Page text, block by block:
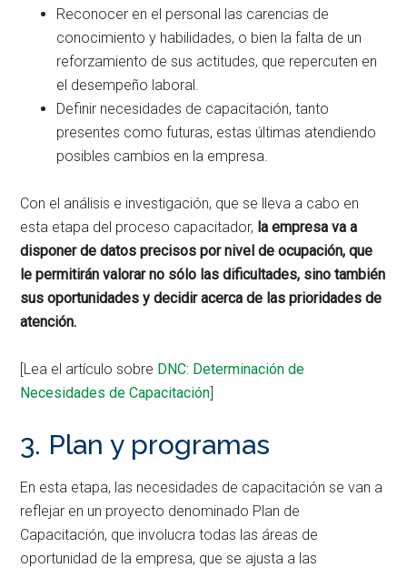
Reconocer en el personal las carencias de
conocimiento y habilidades, o bien la falta de un
reforzamiento de sus actitudes, que repercuten en
el desempeño laboral.
Definir necesidades de capacitación, tanto
presentes como futuras, estas últimas atendiendo
posibles cambios en la empresa.
Con el análisis e investigación, que se lleva a cabo en
esta etapa del proceso capacitador, la empresa va a
disponer de datos precisos por nivel de ocupación, que
le permitirán valorar no sólo las dificultades, sino también
sus oportunidades y decidir acerca de las prioridades de
atención.
[Lea el artículo sobre DNC: Determinación de
Necesidades de Capacitación]
3. Plan y programas
En esta etapa, las necesidades de capacitación se van a
reflejar en un proyecto denominado Plan de
Capacitación, que involucra todas las áreas de
oportunidad de la empresa, que se ajusta a las